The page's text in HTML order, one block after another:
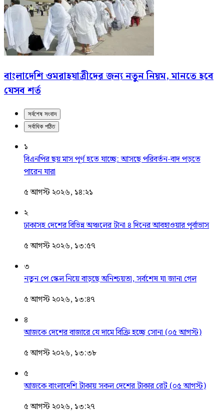
বাংলাদেশি ওমরাহযাত্রীদের জন্য নতুন নিয়ম, মানতে হবে
যেসব শর্ত
সর্বশেষ সংবাদ
সর্বাধিক পঠিত
১
বিএনপির ছয় মাস পূর্ণ হতে যাচ্ছে: আসছে পরিবর্তন-বাদ পড়তে
পারেন যারা
৫ আগস্ট ২০২৬, ১৪:২১
২
ঢাকাসহ দেশের বিভিন্ন অঞ্চলের টানা ৪ দিনের আবহাওয়ার পূর্বাভাস
৫ আগস্ট ২০২৬, ১৩:৫৭
৩
নতুন পে স্কেল নিয়ে বাড়ছে অনিশ্চয়তা, সর্বশেষ যা জানা গেল
৫ আগস্ট ২০২৬, ১৩:৪৭
৪
আজকে দেশের বাজারে যে দামে বিক্রি হচ্ছে সোনা (০৫ আগস্ট)
৫ আগস্ট ২০২৬, ১৩:৩৮
৫
আজকে বাংলাদেশি টাকায় সকল দেশের টাকার রেট (০৫ আগস্ট)
৫ আগস্ট ২০২৬, ১৩:২৭